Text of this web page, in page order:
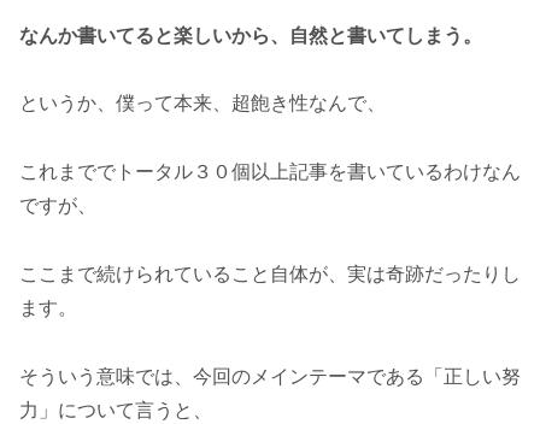
なんか書いてると楽しいから、自然と書いてしまう。
というか、僕って本来、超飽き性なんで、
これまででトータル３０個以上記事を書いているわけなん
ですが、
ここまで続けられていること自体が、実は奇跡だったりし
ます。
そういう意味では、今回のメインテーマである「正しい努
力」について言うと、